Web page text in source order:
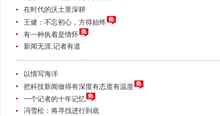
在时代的沃土里深耕
王健：不忘初心，方得始终
有一种执着是情怀
新闻无涯,记者有道
以情写海洋
把科技新闻做得有深度有态度有温度
一个记者的十年记忆
冯雪松：将寻找进行到底